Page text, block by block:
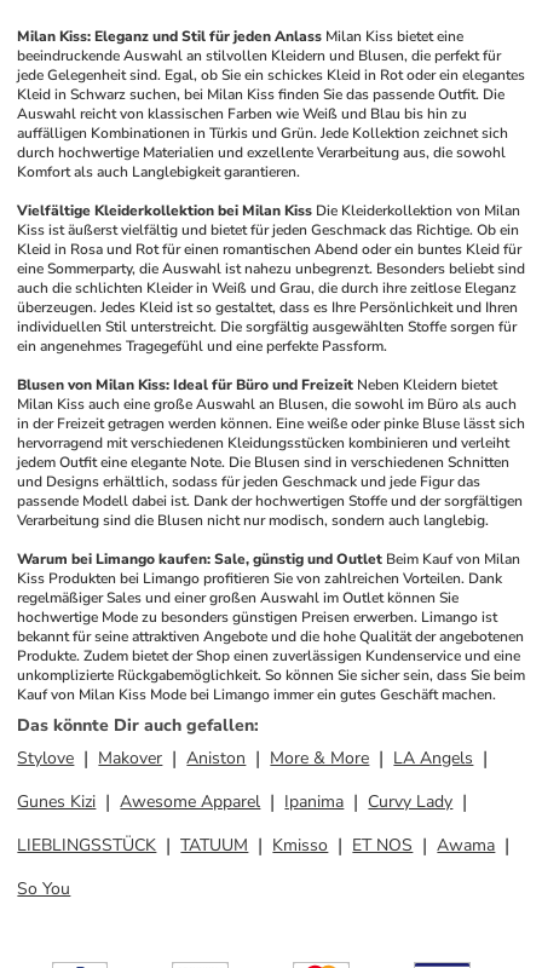
Milan Kiss: Eleganz und Stil für jeden Anlass Milan Kiss bietet eine
beeindruckende Auswahl an stilvollen Kleidern und Blusen, die perfekt für
jede Gelegenheit sind. Egal, ob Sie ein schickes Kleid in Rot oder ein elegantes
Kleid in Schwarz suchen, bei Milan Kiss finden Sie das passende Outfit. Die
Auswahl reicht von klassischen Farben wie Weiß und Blau bis hin zu
auffälligen Kombinationen in Türkis und Grün. Jede Kollektion zeichnet sich
durch hochwertige Materialien und exzellente Verarbeitung aus, die sowohl
Komfort als auch Langlebigkeit garantieren.
Vielfältige Kleiderkollektion bei Milan Kiss Die Kleiderkollektion von Milan
Kiss ist äußerst vielfältig und bietet für jeden Geschmack das Richtige. Ob ein
Kleid in Rosa und Rot für einen romantischen Abend oder ein buntes Kleid für
eine Sommerparty, die Auswahl ist nahezu unbegrenzt. Besonders beliebt sind
auch die schlichten Kleider in Weiß und Grau, die durch ihre zeitlose Eleganz
überzeugen. Jedes Kleid ist so gestaltet, dass es Ihre Persönlichkeit und Ihren
individuellen Stil unterstreicht. Die sorgfältig ausgewählten Stoffe sorgen für
ein angenehmes Tragegefühl und eine perfekte Passform.
Blusen von Milan Kiss: Ideal für Büro und Freizeit Neben Kleidern bietet
Milan Kiss auch eine große Auswahl an Blusen, die sowohl im Büro als auch
in der Freizeit getragen werden können. Eine weiße oder pinke Bluse lässt sich
hervorragend mit verschiedenen Kleidungsstücken kombinieren und verleiht
jedem Outfit eine elegante Note. Die Blusen sind in verschiedenen Schnitten
und Designs erhältlich, sodass für jeden Geschmack und jede Figur das
passende Modell dabei ist. Dank der hochwertigen Stoffe und der sorgfältigen
Verarbeitung sind die Blusen nicht nur modisch, sondern auch langlebig.
Warum bei Limango kaufen: Sale, günstig und Outlet Beim Kauf von Milan
Kiss Produkten bei Limango profitieren Sie von zahlreichen Vorteilen. Dank
regelmäßiger Sales und einer großen Auswahl im Outlet können Sie
hochwertige Mode zu besonders günstigen Preisen erwerben. Limango ist
bekannt für seine attraktiven Angebote und die hohe Qualität der angebotenen
Produkte. Zudem bietet der Shop einen zuverlässigen Kundenservice und eine
unkomplizierte Rückgabemöglichkeit. So können Sie sicher sein, dass Sie beim
Kauf von Milan Kiss Mode bei Limango immer ein gutes Geschäft machen.
Das könnte Dir auch gefallen:
Stylove
Makover Aniston More & More
LA Angels
Gunes Kizi
Awesome Apparel Ipanima
Curvy Lady
LIEBLINGSSTÜCK
TATUUM Kmisso ET NOS
Awama
So You